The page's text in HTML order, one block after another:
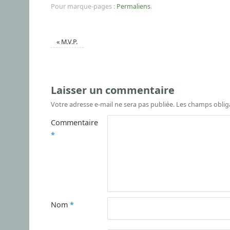
Pour marque-pages : Permaliens.
« M.V.P.
Laisser un commentaire
Votre adresse e-mail ne sera pas publiée. Les champs
Commentaire
*
Nom *